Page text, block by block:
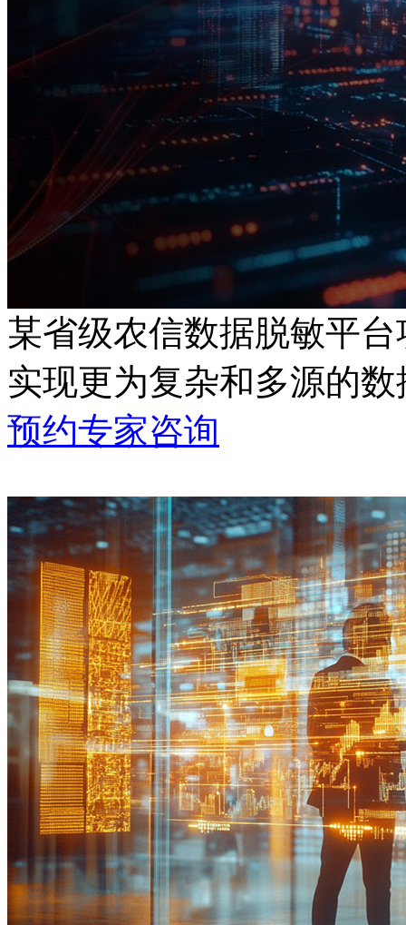
某省级农信数据脱敏平台
实现更为复杂和多源的
预约专家咨询